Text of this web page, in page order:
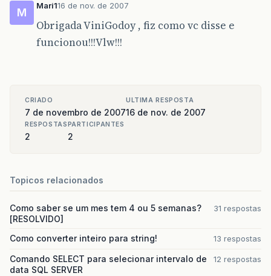
M
Mari116 de nov. de 2007
Obrigada ViniGodoy , fiz como vc disse e
funcionou!!!Vlw!!!
CRIADO
7 de novembro de 2007
ULTIMA RESPOSTA
16 de nov. de 2007
RESPOSTAS
2
PARTICIPANTES
2
Topicos relacionados
Como saber se um mes tem 4 ou 5 semanas?
[RESOLVIDO]
31 respostas
Como converter inteiro para string! 13 respostas
Comando SELECT para selecionar intervalo de
data SQL SERVER
12 respostas